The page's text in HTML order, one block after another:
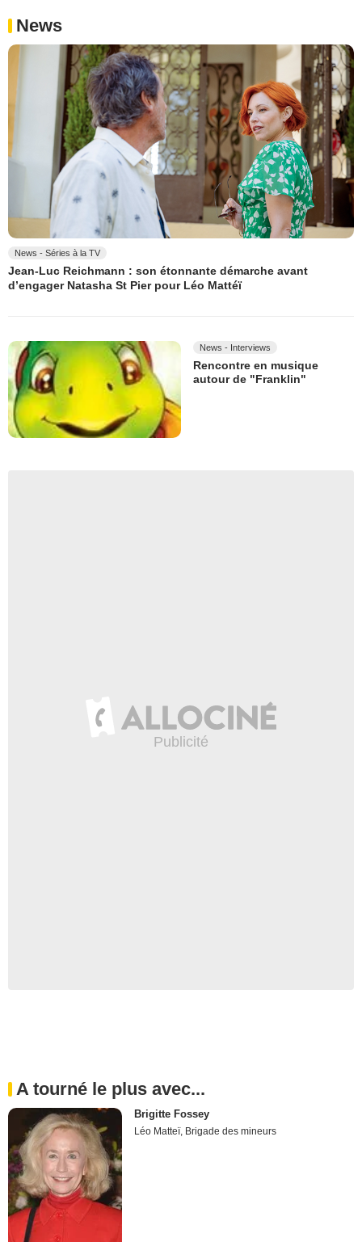
News
News - Séries à la TV
Jean-Luc Reichmann : son étonnante démarche avant
d’engager Natasha St Pier pour Léo Mattéï
News - Interviews
Rencontre en musique
autour de "Franklin"
A tourné le plus avec...
Brigitte Fossey
Léo Matteï, Brigade des mineurs